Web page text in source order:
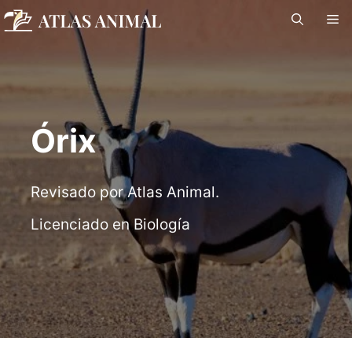
Saltar
Órix
Revisado por Atlas Animal.
Licenciado en Biología